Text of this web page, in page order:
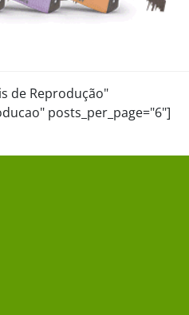
de Reprodução"
posts_per_page="6"]